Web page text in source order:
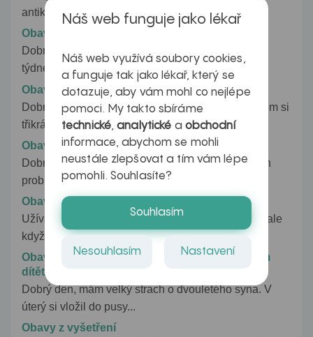
antikoncepci a po dobu...
Obavy z tětotenství
Dobrý den, měla bych dotaz. S přítelem jsme před
týdnem měli nechráněný sex....
Obavy z toxoplazmózy v těhotenství
Dobrý den, jsem ve 25 týdnu těhotenství. Dnes jsem si
třikrát kousla do hamburgru,...
Obavy z uzlin
Dobrý den, 1. v nedávné době jsem tu psal o mých
problémech s uzlinami....
Obavy z užívání antikoncepce
Užívám hormonální antikoncepci teprve 4. měsíc, ale
když se tak zpětně zamyslím,...
Obavy z vdechnutí skleněné kuličky dvouletým
dítětem
Dobrý den, mám velký strach o dvouletého syna. V
úterý si vložil do pusy...
Obavy z vyšetření
Náš web funguje jako lékař
Náš web využívá soubory cookies,
a funguje tak jako lékař, který se
dotazuje, aby vám mohl co nejlépe
pomoci. My takto sbíráme
technické,analytické a obchodní
informace, abychom se mohli
neustále zlepšovat a tím vám lépe
pomohli. Souhlasíte?
Souhlasím
Nesouhlasím Nastavení